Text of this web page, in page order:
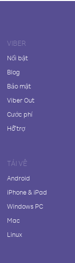
VIBER
Nổi bật
Blog
Bảo mật
Viber Out
Cước phí
Hỗ trợ
TẢI VỀ
Android
iPhone & iPad
Windows PC
Mac
Linux